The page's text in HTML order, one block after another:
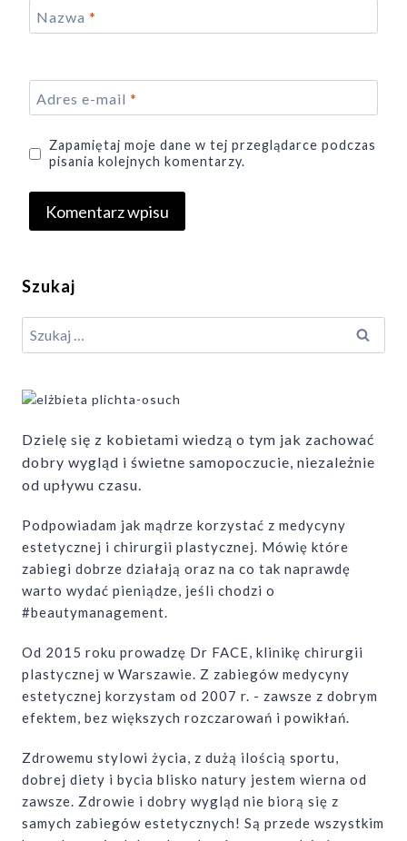
Nazwa *
Adres e-mail *
Zapamiętaj moje dane w tej przeglądarce podczas
pisania kolejnych komentarzy.
Szukaj
Szukaj:
Dzielę się z kobietami wiedzą o tym jak zachować
dobry wygląd i świetne samopoczucie, niezależnie
od upływu czasu.
Podpowiadam jak mądrze korzystać z medycyny
estetycznej i chirurgii plastycznej. Mówię które
zabiegi dobrze działają oraz na co tak naprawdę
warto wydać pieniądze, jeśli chodzi o
#beautymanagement.
Od 2015 roku prowadzę Dr FACE, klinikę chirurgii
plastycznej w Warszawie. Z zabiegów medycyny
estetycznej korzystam od 2007 r. - zawsze z dobrym
efektem, bez większych rozczarowań i powikłań.
Zdrowemu stylowi życia, z dużą ilością sportu,
dobrej diety i bycia blisko natury jestem wierna od
zawsze. Zdrowie i dobry wygląd nie biorą się z
samych zabiegów estetycznych! Są przede wszystkim